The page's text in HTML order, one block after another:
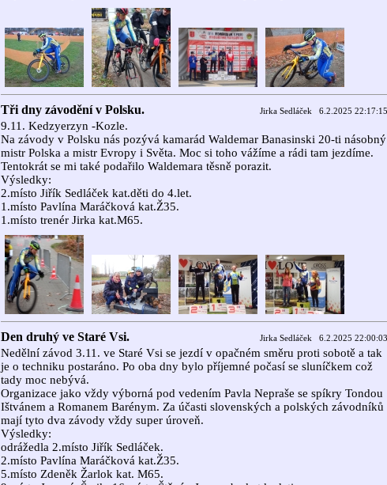
Tři dny závodění v Polsku. Jirka Sedláček 6.2.2025 22:17:15
9.11. Kedzyerzyn -Kozle.
Na závody v Polsku nás pozývá kamarád Waldemar Banasinski 20-ti násobný
mistr Polska a mistr Evropy i Světa. Moc si toho vážíme a rádi tam jezdíme.
Tentokrát se mi také podařilo Waldemara těsně porazit.
Výsledky:
2.místo Jiřík Sedláček kat.děti do 4.let.
1.místo Pavlína Maráčková kat.Ž35.
1.místo trenér Jirka kat.M65.
Den druhý ve Staré Vsi. Jirka Sedláček 6.2.2025 22:00:03
Nedělní závod 3.11. ve Staré Vsi se jezdí v opačném směru proti sobotě a tak
je o techniku postaráno. Po oba dny bylo příjemné počasí se sluníčkem což
tady moc nebývá.
Organizace jako vždy výborná pod vedením Pavla Nepraše se spíkry Tondou
Ištvánem a Romanem Barénym. Za účasti slovenských a polských závodníků
mají tyto dva závody vždy super úroveň.
Výsledky:
odrážedla 2.místo Jiřík Sedláček.
2.místo Pavlína Maráčková kat.Ž35.
5.místo Zdeněk Žarlok kat. M65.